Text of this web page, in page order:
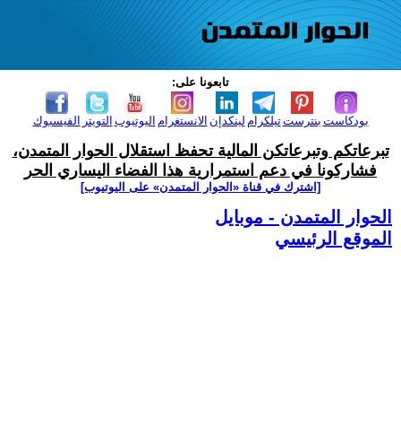
تابعونا على:
الفيسبوك التويتر اليوتيوب الانستغرام لينكدإن تيلكرامبنترست بودكاست
تبرعاتكم وتبرعاتكن المالية تحفظ استقلال الحوار المتمدن،
فشاركونا في دعم استمرارية هذا الفضاء اليساري الحر
[اشترك في قناة ‫«الحوار المتمدن» على اليوتيوب]
الحوار المتمدن - موبايل
الموقع الرئيسي